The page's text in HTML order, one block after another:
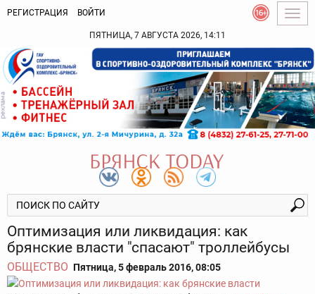
РЕГИСТРАЦИЯ ВОЙТИ
ПЯТНИЦА, 7 АВГУСТА 2026, 14:11
Оптимизация или ликвидация: как
брянские власти "спасают" троллейбусы
ОБЩЕСТВО Пятница, 5 февраль 2016, 08:05